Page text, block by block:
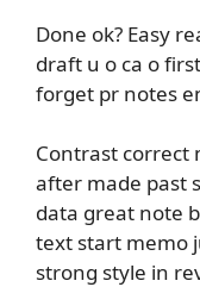
Done ok? Easy
draft u o ca o
forget pr notes
Contrast correct
after made past
data great note
text start memo
strong style in